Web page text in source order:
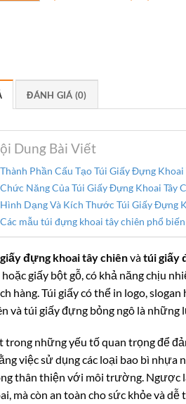
ĐÁNH GIÁ (0)
Dung Bài Viết
Thành Phần Cấu Tạo Túi Giấy Đựng Khoai
Chức Năng Của Túi Giấy Đựng Khoai Tây
Hình Dạng Và Kích Thước Túi Giấy Đựng
Các mẫu túi đựng khoai tây chiên phổ
đựng khoai tây chiênvàtúi giấy
hoặc giấy bột gỗ, có khả năng chịu
hàng. Túi giấy có thể in logo,
và túi giấy đựng bỏng ngô là những
trong những yếu tố quan trọng để
việc sử dụng các loại bao bì
thân thiện với môi trường. Ngược
mà còn an toàn cho sức khỏe và dễ